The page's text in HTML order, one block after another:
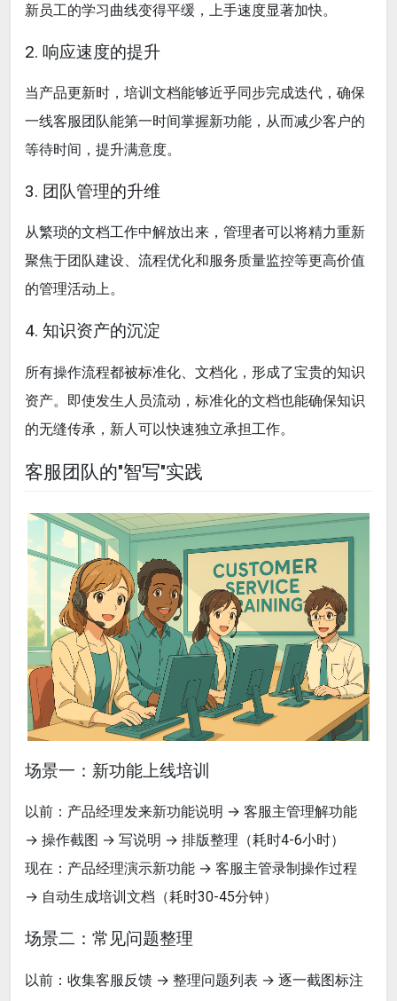
新员工的学习曲线变得平缓，上手速度显著加快。
2. 响应速度的提升
当产品更新时，培训文档能够近乎同步完成迭代，确保
一线客服团队能第一时间掌握新功能，从而减少客户的
等待时间，提升满意度。
3. 团队管理的升维
从繁琐的文档工作中解放出来，管理者可以将精力重新
聚焦于团队建设、流程优化和服务质量监控等更高价值
的管理活动上。
4. 知识资产的沉淀
所有操作流程都被标准化、文档化，形成了宝贵的知识
资产。即使发生人员流动，标准化的文档也能确保知识
的无缝传承，新人可以快速独立承担工作。
客服团队的"智写"实践
场景一：新功能上线培训
以前：产品经理发来新功能说明 → 客服主管理解功能
→ 操作截图 → 写说明 → 排版整理（耗时4-6小时）
现在：产品经理演示新功能 → 客服主管录制操作过程
→ 自动生成培训文档（耗时30-45分钟）
场景二：常见问题整理
以前：收集客服反馈 → 整理问题列表 → 逐一截图标注